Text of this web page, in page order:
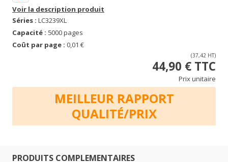
Voir la description produit
Séries : LC3239XL
Capacité : 5000 pages
Coût par page : 0,01 €
(37,42 HT)
44,90 € TTC
Prix unitaire
MEILLEUR RAPPORT
QUALITÉ/PRIX
PRODUITS COMPLEMENTAIRES